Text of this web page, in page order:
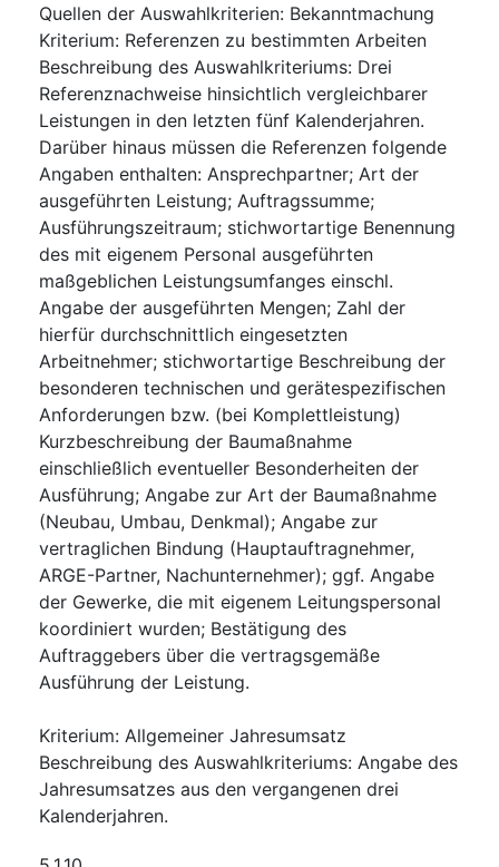
Quellen der Auswahlkriterien: Bekanntmachung
Kriterium: Referenzen zu bestimmten Arbeiten
Beschreibung des Auswahlkriteriums: Drei
Referenznachweise hinsichtlich vergleichbarer
Leistungen in den letzten fünf Kalenderjahren.
Darüber hinaus müssen die Referenzen folgende
Angaben enthalten: Ansprechpartner; Art der
ausgeführten Leistung; Auftragssumme;
Ausführungszeitraum; stichwortartige Benennung
des mit eigenem Personal ausgeführten
maßgeblichen Leistungsumfanges einschl.
Angabe der ausgeführten Mengen; Zahl der
hierfür durchschnittlich eingesetzten
Arbeitnehmer; stichwortartige Beschreibung der
besonderen technischen und gerätespezifischen
Anforderungen bzw. (bei Komplettleistung)
Kurzbeschreibung der Baumaßnahme
einschließlich eventueller Besonderheiten der
Ausführung; Angabe zur Art der Baumaßnahme
(Neubau, Umbau, Denkmal); Angabe zur
vertraglichen Bindung (Hauptauftragnehmer,
ARGE-Partner, Nachunternehmer); ggf. Angabe
der Gewerke, die mit eigenem Leitungspersonal
koordiniert wurden; Bestätigung des
Auftraggebers über die vertragsgemäße
Ausführung der Leistung.
Kriterium: Allgemeiner Jahresumsatz
Beschreibung des Auswahlkriteriums: Angabe des
Jahresumsatzes aus den vergangenen drei
Kalenderjahren.